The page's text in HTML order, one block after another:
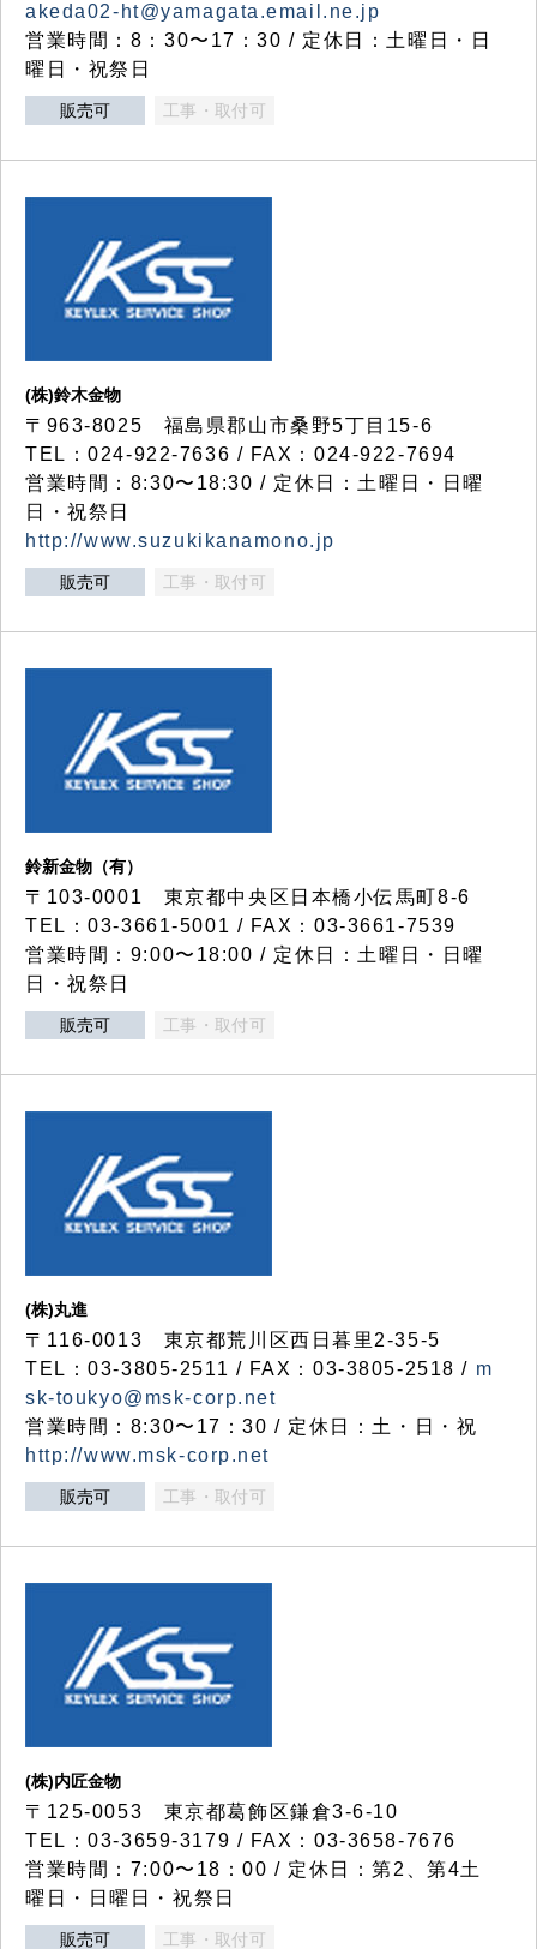
akeda02-ht@yamagata.email.ne.jp
営業時間：8：30〜17：30 / 定休日：土曜日・日
曜日・祝祭日
販売可 工事・取付可
(株)鈴木金物
〒963-8025 福島県郡山市桑野5丁目15-6
TEL：024-922-7636 / FAX：024-922-7694
営業時間：8:30〜18:30 / 定休日：土曜日・日曜
日・祝祭日
http://www.suzukikanamono.jp
販売可 工事・取付可
鈴新金物（有）
〒103-0001 東京都中央区日本橋小伝馬町8-6
TEL：03-3661-5001 / FAX：03-3661-7539
営業時間：9:00〜18:00 / 定休日：土曜日・日曜
日・祝祭日
販売可 工事・取付可
(株)丸進
〒116-0013 東京都荒川区西日暮里2-35-5
TEL：03-3805-2511 / FAX：03-3805-2518 / m
sk-toukyo@msk-corp.net
営業時間：8:30〜17：30 / 定休日：土・日・祝
http://www.msk-corp.net
販売可 工事・取付可
(株)内匠金物
〒125-0053 東京都葛飾区鎌倉3-6-10
TEL：03-3659-3179 / FAX：03-3658-7676
営業時間：7:00〜18：00 / 定休日：第2、第4土
曜日・日曜日・祝祭日
販売可 工事・取付可